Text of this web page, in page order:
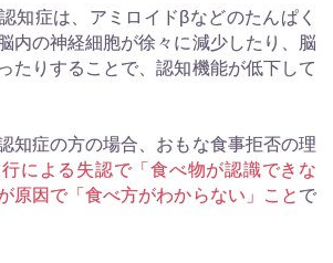
知症は、アミロイドβなどのたんぱく
内の神経細胞が徐々に減少したり、脳
たりすることで、認知機能が低下して
知症の方の場合、おもな食事拒否の理
による失認で「食べ物が認識できな
原因で「食べ方がわからない」こと で